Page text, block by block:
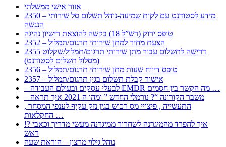
אזור אישי ממשלתי
2350 – מידע לסטודנט עם לקות שמיעה-נוהל תשלום סל שירותי
הנגשה
טופס ירוק (רש”ל 18) בקשה להוצאת רישיון נהיגה
2352 – הצעת מחיר למתן שירותי תרגום/תמלול
2355 דרישה לתשלום עבור מתן שירותי תרגום/תמלול/שקלוט
(מסלול תשלום לסטודנט)
2356 – טופס דיווח שעות מתן שירותי תרגום/תמלול
2357 – אישור קבלת תשלום בגין תרגום/תמלול
– לבעלי עסקים ובעולם העבודה EMDR מה הקשר בין חסמים …
– משבר הקורונה “? נורמלי החדש ” ומהו ה 2021 איך תראה
, התעשייה , פיצויי מס רכוש בגין נזק עקיף לענפי המסחר
החקלאות …
!? איך להפרד מהמיגרנה לשחרור ממיגרנה מעשי מדריך וכאבי
ראש
נוהל גילוי מרצון – הוראת שעה